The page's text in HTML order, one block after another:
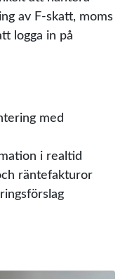
av F-skatt, moms
logga in på
med
i realtid
räntefakturor